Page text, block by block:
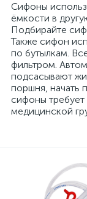
Сифоны
ёмкости в
Подбирайте
Также сифон
по бутылкам.
фильтром.
подсасывают
поршня, начать
сифоны
медицинской